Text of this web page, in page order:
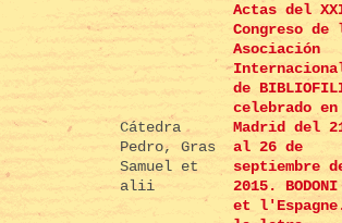
Cátedra
Pedro, Gras
Samuel et
alii
Actas del
Congreso de
Asociación
de
celebrado en
Madrid del
al 26 de
septiembre
2015. BODONI
et